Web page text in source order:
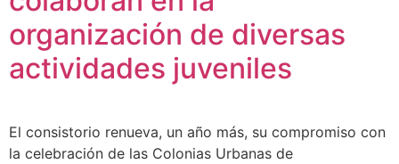
organización de diversas
actividades juveniles
El consistorio renueva, un año más, su compromiso con
la celebración de las Colonias Urbanas de